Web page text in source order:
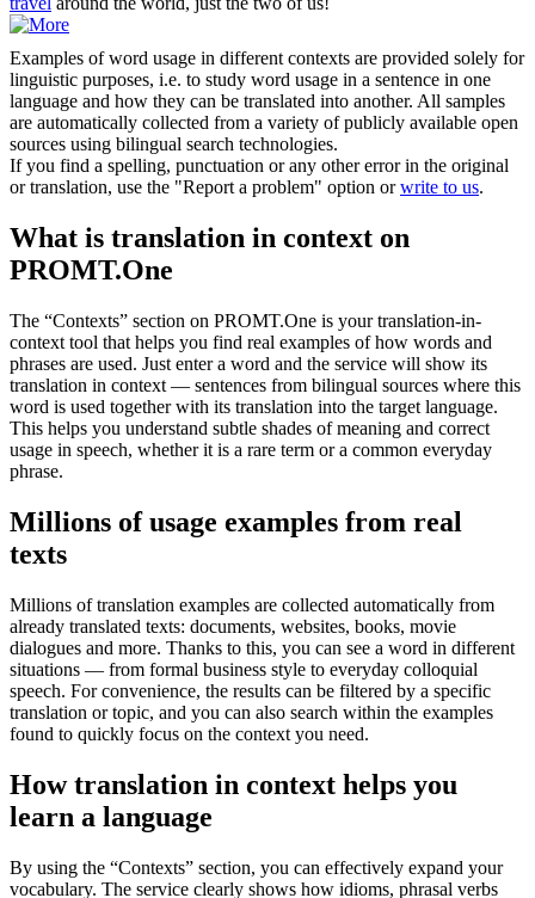
Examples of word usage in different contexts are provided solely for
linguistic purposes, i.e. to study word usage in a sentence in one
language and how they can be translated into another. All samples
are automatically collected from a variety of publicly available open
sources using bilingual search technologies.
If you find a spelling, punctuation or any other error in the original
or translation, use the "Report a problem" option orwrite to us.
What is translation in context on
PROMT.One
The “Contexts” section on PROMT.One is your translation-in-
context tool that helps you find real examples of how words and
phrases are used. Just enter a word and the service will show its
translation in context — sentences from bilingual sources where this
word is used together with its translation into the target language.
This helps you understand subtle shades of meaning and correct
usage in speech, whether it is a rare term or a common everyday
phrase.
Millions of usage examples from real
texts
Millions of translation examples are collected automatically from
already translated texts: documents, websites, books, movie
dialogues and more. Thanks to this, you can see a word in different
situations — from formal business style to everyday colloquial
speech. For convenience, the results can be filtered by a specific
translation or topic, and you can also search within the examples
found to quickly focus on the context you need.
How translation in context helps you
learn a language
By using the “Contexts” section, you can effectively expand your
vocabulary. The service clearly shows how idioms, phrasal verbs